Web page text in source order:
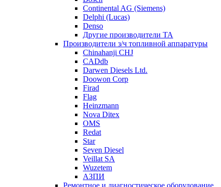
Continental AG (Siemens)
Delphi (Lucas)
Denso
Другие производители ТА
Производители з/ч топливной аппаратуры
Chinahanji CHJ
CADdb
Darwen Diesels Ltd.
Doowon Corp
Firad
Flag
Heinzmann
Nova Ditex
OMS
Redat
Star
Seven Diesel
Veillat SA
Wuzetem
АЗПИ
Ремонтное и диагностическое оборудование